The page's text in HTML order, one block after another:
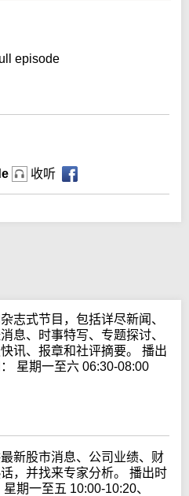
episode
收听
志式节目，包括详尽新闻、
息、时事特写、专题探讨、
讯、报章和社评摘要。 播出
星期一至六 06:30-08:00
新股市消息、公司业绩、财
，并找来专家分析。 播出时
星期一至五 10:00-10:20、